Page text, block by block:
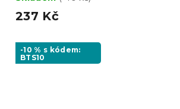
237 Kč
-10 % s kódem:
BTS10